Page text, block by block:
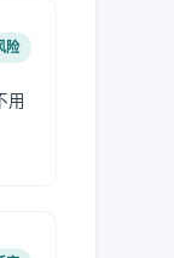
险
用